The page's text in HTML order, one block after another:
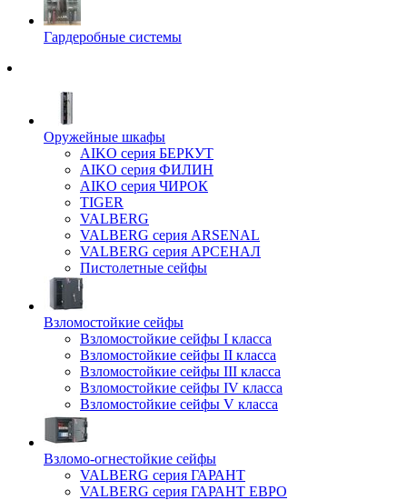
Гардеробные системы
Оружейные шкафы
AIKO серия БЕРКУТ
AIKO серия ФИЛИН
AIKO серия ЧИРОК
TIGER
VALBERG
VALBERG серия ARSENAL
VALBERG серия АРСЕНАЛ
Пистолетные сейфы
Взломостойкие сейфы
Взломостойкие сейфы I класса
Взломостойкие сейфы II класса
Взломостойкие сейфы III класса
Взломостойкие сейфы IV класса
Взломостойкие сейфы V класса
Взломо-огнестойкие сейфы
VALBERG серия ГАРАНТ
VALBERG серия ГАРАНТ ЕВРО